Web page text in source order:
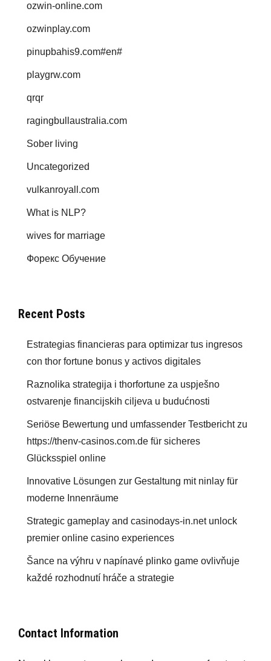
ozwin-online.com
ozwinplay.com
pinupbahis9.com#en#
playgrw.com
qrqr
ragingbullaustralia.com
Sober living
Uncategorized
vulkanroyall.com
What is NLP?
wives for marriage
Форекс Обучение
Recent Posts
Estrategias financieras para optimizar tus ingresos
con thor fortune bonus y activos digitales
Raznolika strategija i thorfortune za uspješno
ostvarenje financijskih ciljeva u budućnosti
Seriöse Bewertung und umfassender Testbericht zu
https://thenv-casinos.com.de für sicheres
Glücksspiel online
Innovative Lösungen zur Gestaltung mit ninlay für
moderne Innenräume
Strategic gameplay and casinodays-in.net unlock
premier online casino experiences
Šance na výhru v napínavé plinko game ovlivňuje
každé rozhodnutí hráče a strategie
Contact Information